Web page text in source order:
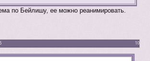
по Бейлишу, ее можно реанимировать.
10